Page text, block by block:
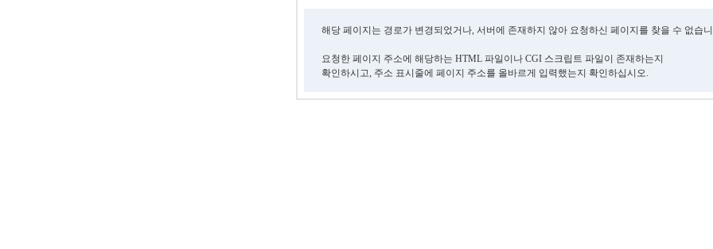
해당 페이지는 경로가 변경되었거나, 서버에 존재하지 않아 요청하신 페이지를 찾을 수 없습
요청한 페이지 주소에 해당하는 HTML 파일이나 CGI 스크립트 파일이 존재하는지
확인하시고, 주소 표시줄에 페이지 주소를 올바르게 입력했는지 확인하십시오.